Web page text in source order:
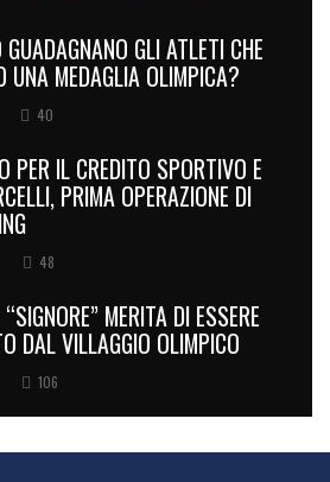
GLI ATLETI CHE
UNA MEDAGLIA OLIMPICA?
40
PER IL CREDITO SPORTIVO E
PRIMA OPERAZIONE DI
48
MERITA DI ESSERE
DAL VILLAGGIO OLIMPICO
106